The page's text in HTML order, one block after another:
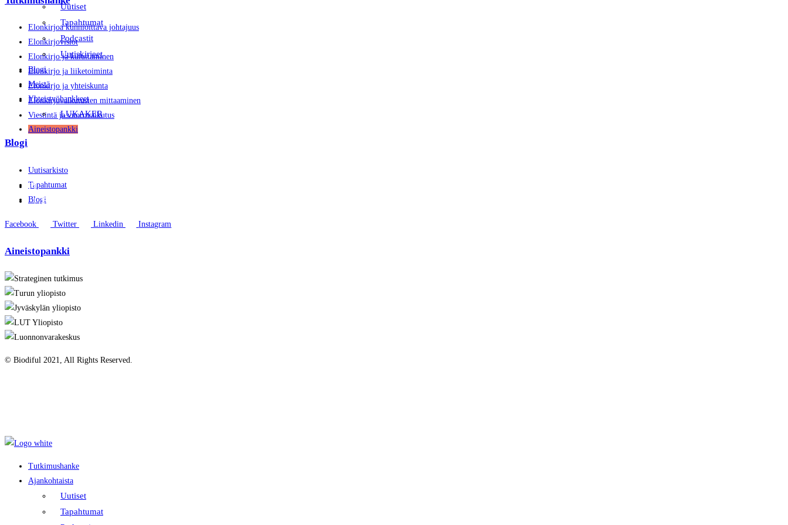
Uutiset
Tapahtumat
Podcastit
Uutiskirjeet
Blogi
Meistä
Yhteistyöhankkeet
LUKAKER
Aineistopankki
FI
EN
Elonkirjoa kunnioittava johtajuus
Elonkirjovisiot
Elonkirjo ja kuluttaminen
Elonkirjo ja liiketoiminta
Elonkirjo ja yhteiskunta
Elonkirjovaikutusten mittaaminen
Viestintä ja vuorovaikutus
Blogi
Uutisarkisto
Tapahtumat
Blogi
Facebook Twitter Linkedin Instagram
Aineistopankki
© Biodiful 2021, All Rights Reserved.
Tutkimushanke
Ajankohtaista
Uutiset
Tapahtumat